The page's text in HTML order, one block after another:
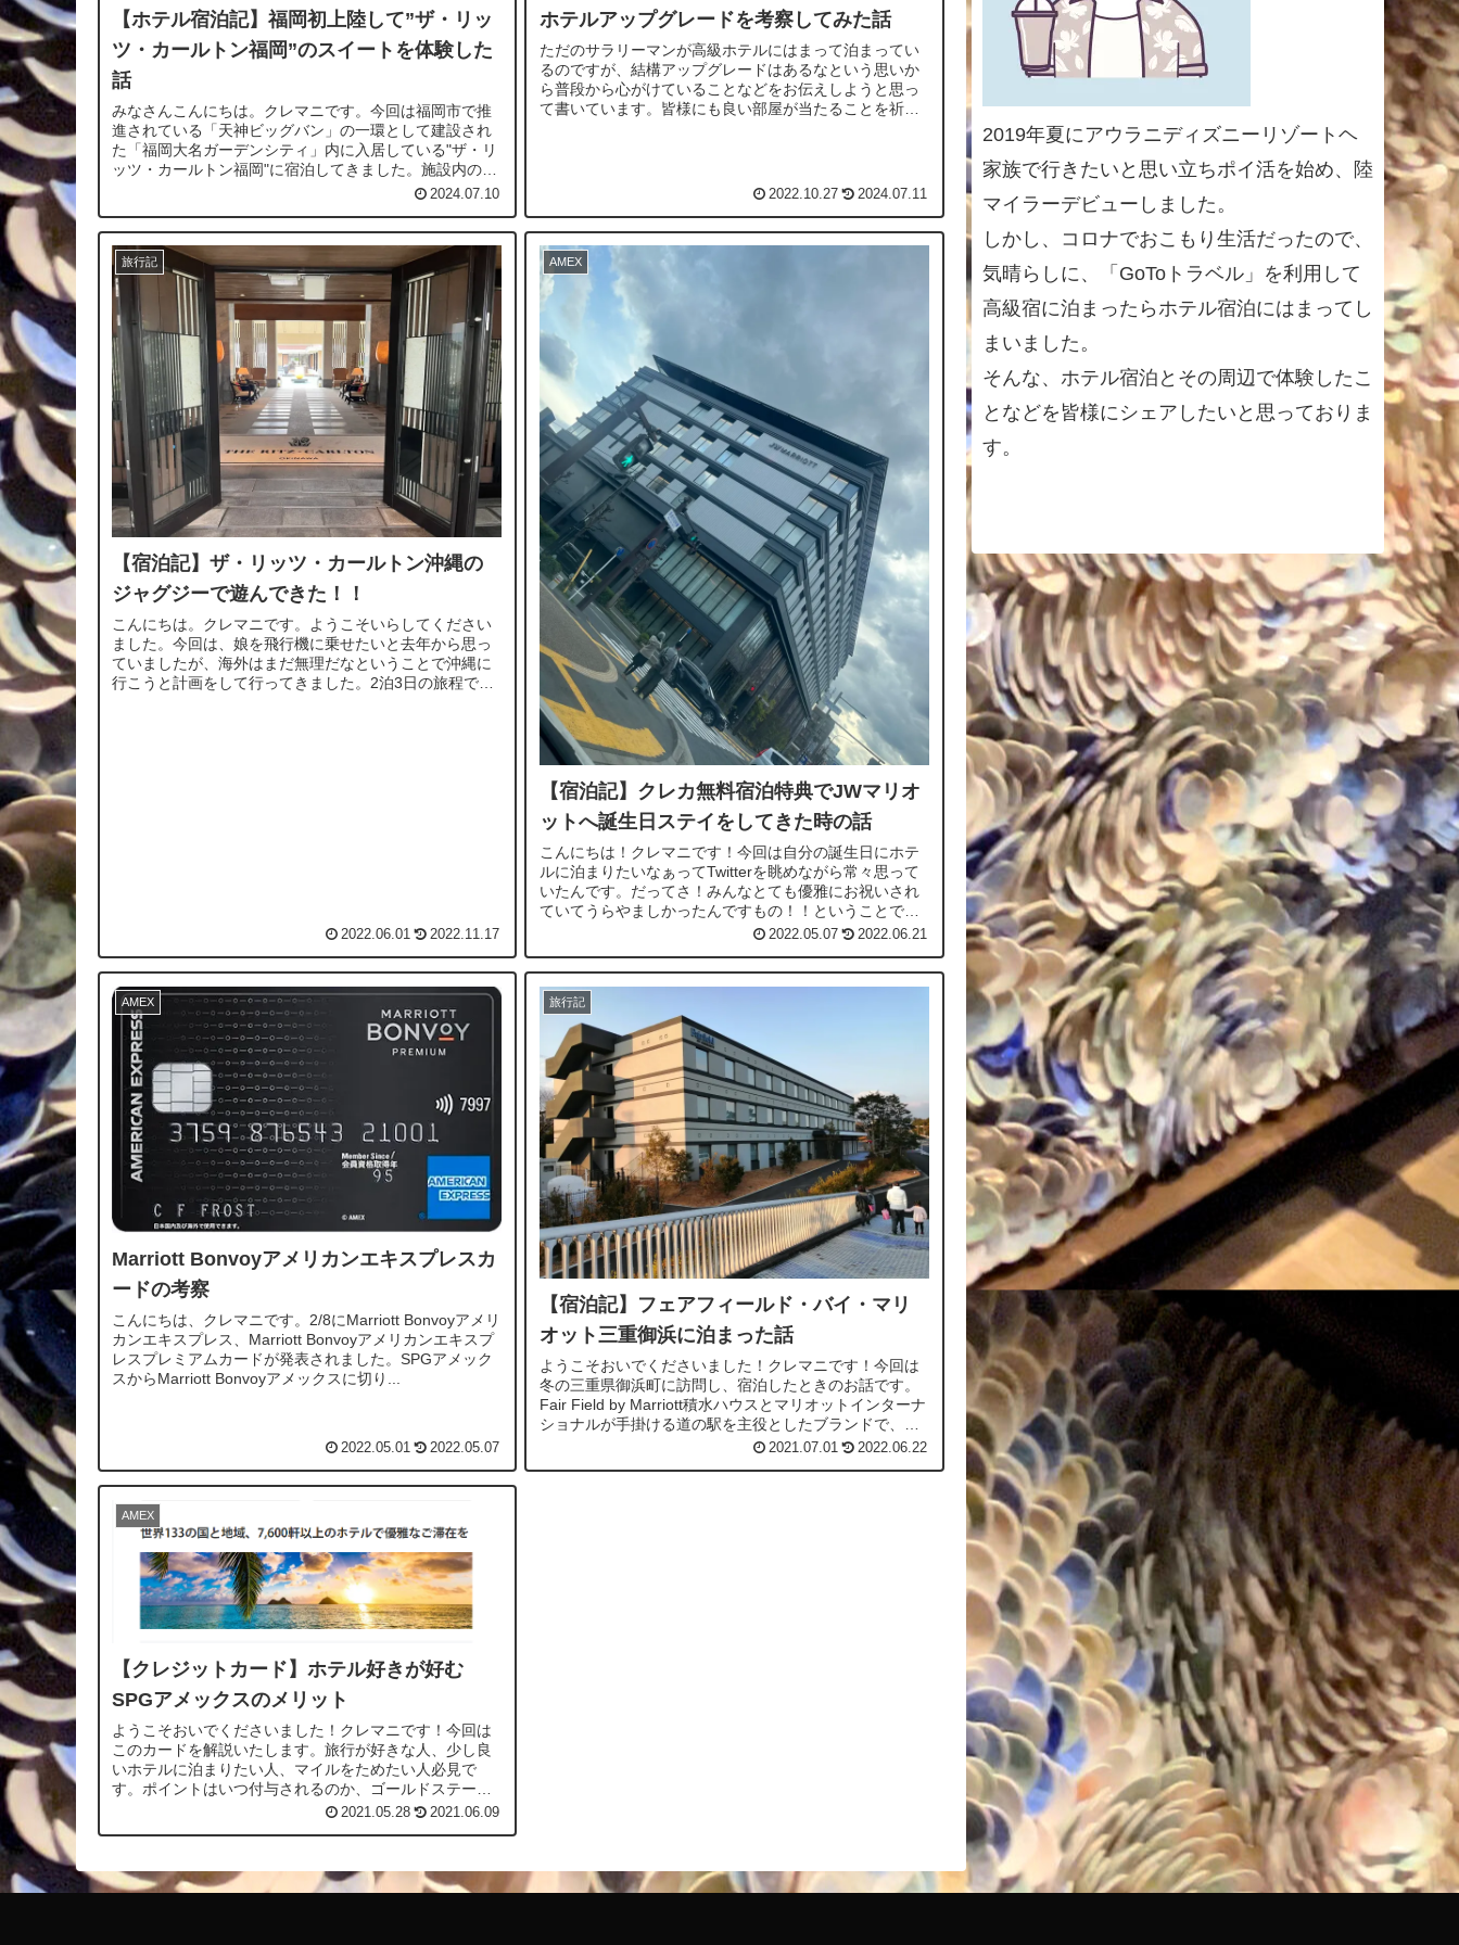
【ホテル宿泊記】福岡初上陸して”ザ・リッ
ツ・カールトン福岡”のスイートを体験した
話
みなさんこんにちは。クレマニです。今回は福岡市で推
進されている「天神ビッグバン」の一環として建設され
た「福岡大名ガーデンシティ」内に入居している"ザ・リ
ッツ・カールトン福岡"に宿泊してきました。施設内の客
2024.07.10
ホテルアップグレードを考察してみた話
ただのサラリーマンが高級ホテルにはまって泊まってい
るのですが、結構アップグレードはあるなという思いか
ら普段から心がけていることなどをお伝えしようと思っ
て書いています。皆様にも良い部屋が当たることを祈っ
2022.10.27 2024.07.11
旅行記
【宿泊記】ザ・リッツ・カールトン沖縄の
ジャグジーで遊んできた！！
こんにちは。クレマニです。ようこそいらしてください
ました。今回は、娘を飛行機に乗せたいと去年から思っ
ていましたが、海外はまだ無理だなということで沖縄に
行こうと計画をして行ってきました。2泊3日の旅程で、
2022.06.01 2022.11.17
AMEX
【宿泊記】クレカ無料宿泊特典でJWマリオ
ットへ誕生日ステイをしてきた時の話
こんにちは！クレマニです！今回は自分の誕生日にホテ
ルに泊まりたいなぁってTwitterを眺めながら常々思って
いたんです。だってさ！みんなとても優雅にお祝いされ
ていてうらやましかったんですもの！！ということで、
2022.05.07 2022.06.21
AMEX
Marriott Bonvoyアメリカンエキスプレスカ
ードの考察
こんにちは、クレマニです。2/8にMarriott Bonvoyアメリ
カンエキスプレス、Marriott Bonvoyアメリカンエキスプ
レスプレミアムカードが発表されました。SPGアメック
スからMarriott Bonvoyアメックスに切り...
2022.05.01 2022.05.07
旅行記
【宿泊記】フェアフィールド・バイ・マリ
オット三重御浜に泊まった話
ようこそおいでくださいました！クレマニです！今回は
冬の三重県御浜町に訪問し、宿泊したときのお話です。
Fair Field by Marriott積水ハウスとマリオットインターナ
ショナルが手掛ける道の駅を主役としたブランドで、道
2021.07.01 2022.06.22
AMEX
【クレジットカード】ホテル好きが好む
SPGアメックスのメリット
ようこそおいでくださいました！クレマニです！今回は
このカードを解説いたします。旅行が好きな人、少し良
いホテルに泊まりたい人、マイルをためたい人必見で
す。ポイントはいつ付与されるのか、ゴールドステータ
スってどんなステータスなの？などの疑問を解...
2021.05.28 2021.06.09
2019年夏にアウラニディズニーリゾートヘ
家族で行きたいと思い立ちポイ活を始め、陸
マイラーデビューしました。
しかし、コロナでおこもり生活だったので、
気晴らしに、「GoToトラベル」を利用して
高級宿に泊まったらホテル宿泊にはまってし
まいました。
そんな、ホテル宿泊とその周辺で体験したこ
となどを皆様にシェアしたいと思っておりま
す。